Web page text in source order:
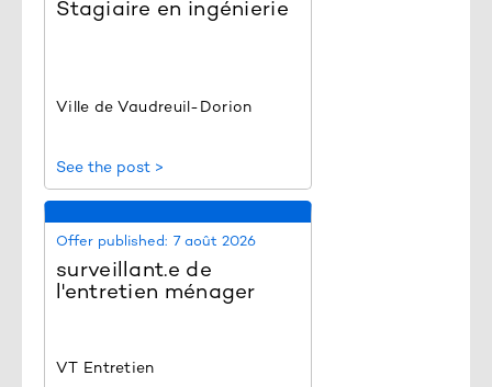
Stagiaire en ingénierie
Ville de Vaudreuil-Dorion
See the post >
Offer published: 7 août 2026
surveillant.e de
l'entretien ménager
VT Entretien